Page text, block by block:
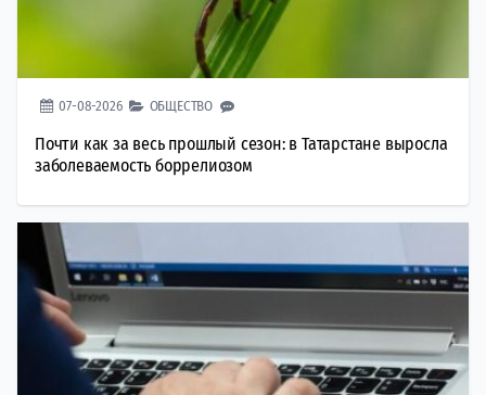
07-08-2026 ОБЩЕСТВО
Почти как за весь прошлый сезон: в Татарстане выросла
заболеваемость боррелиозом